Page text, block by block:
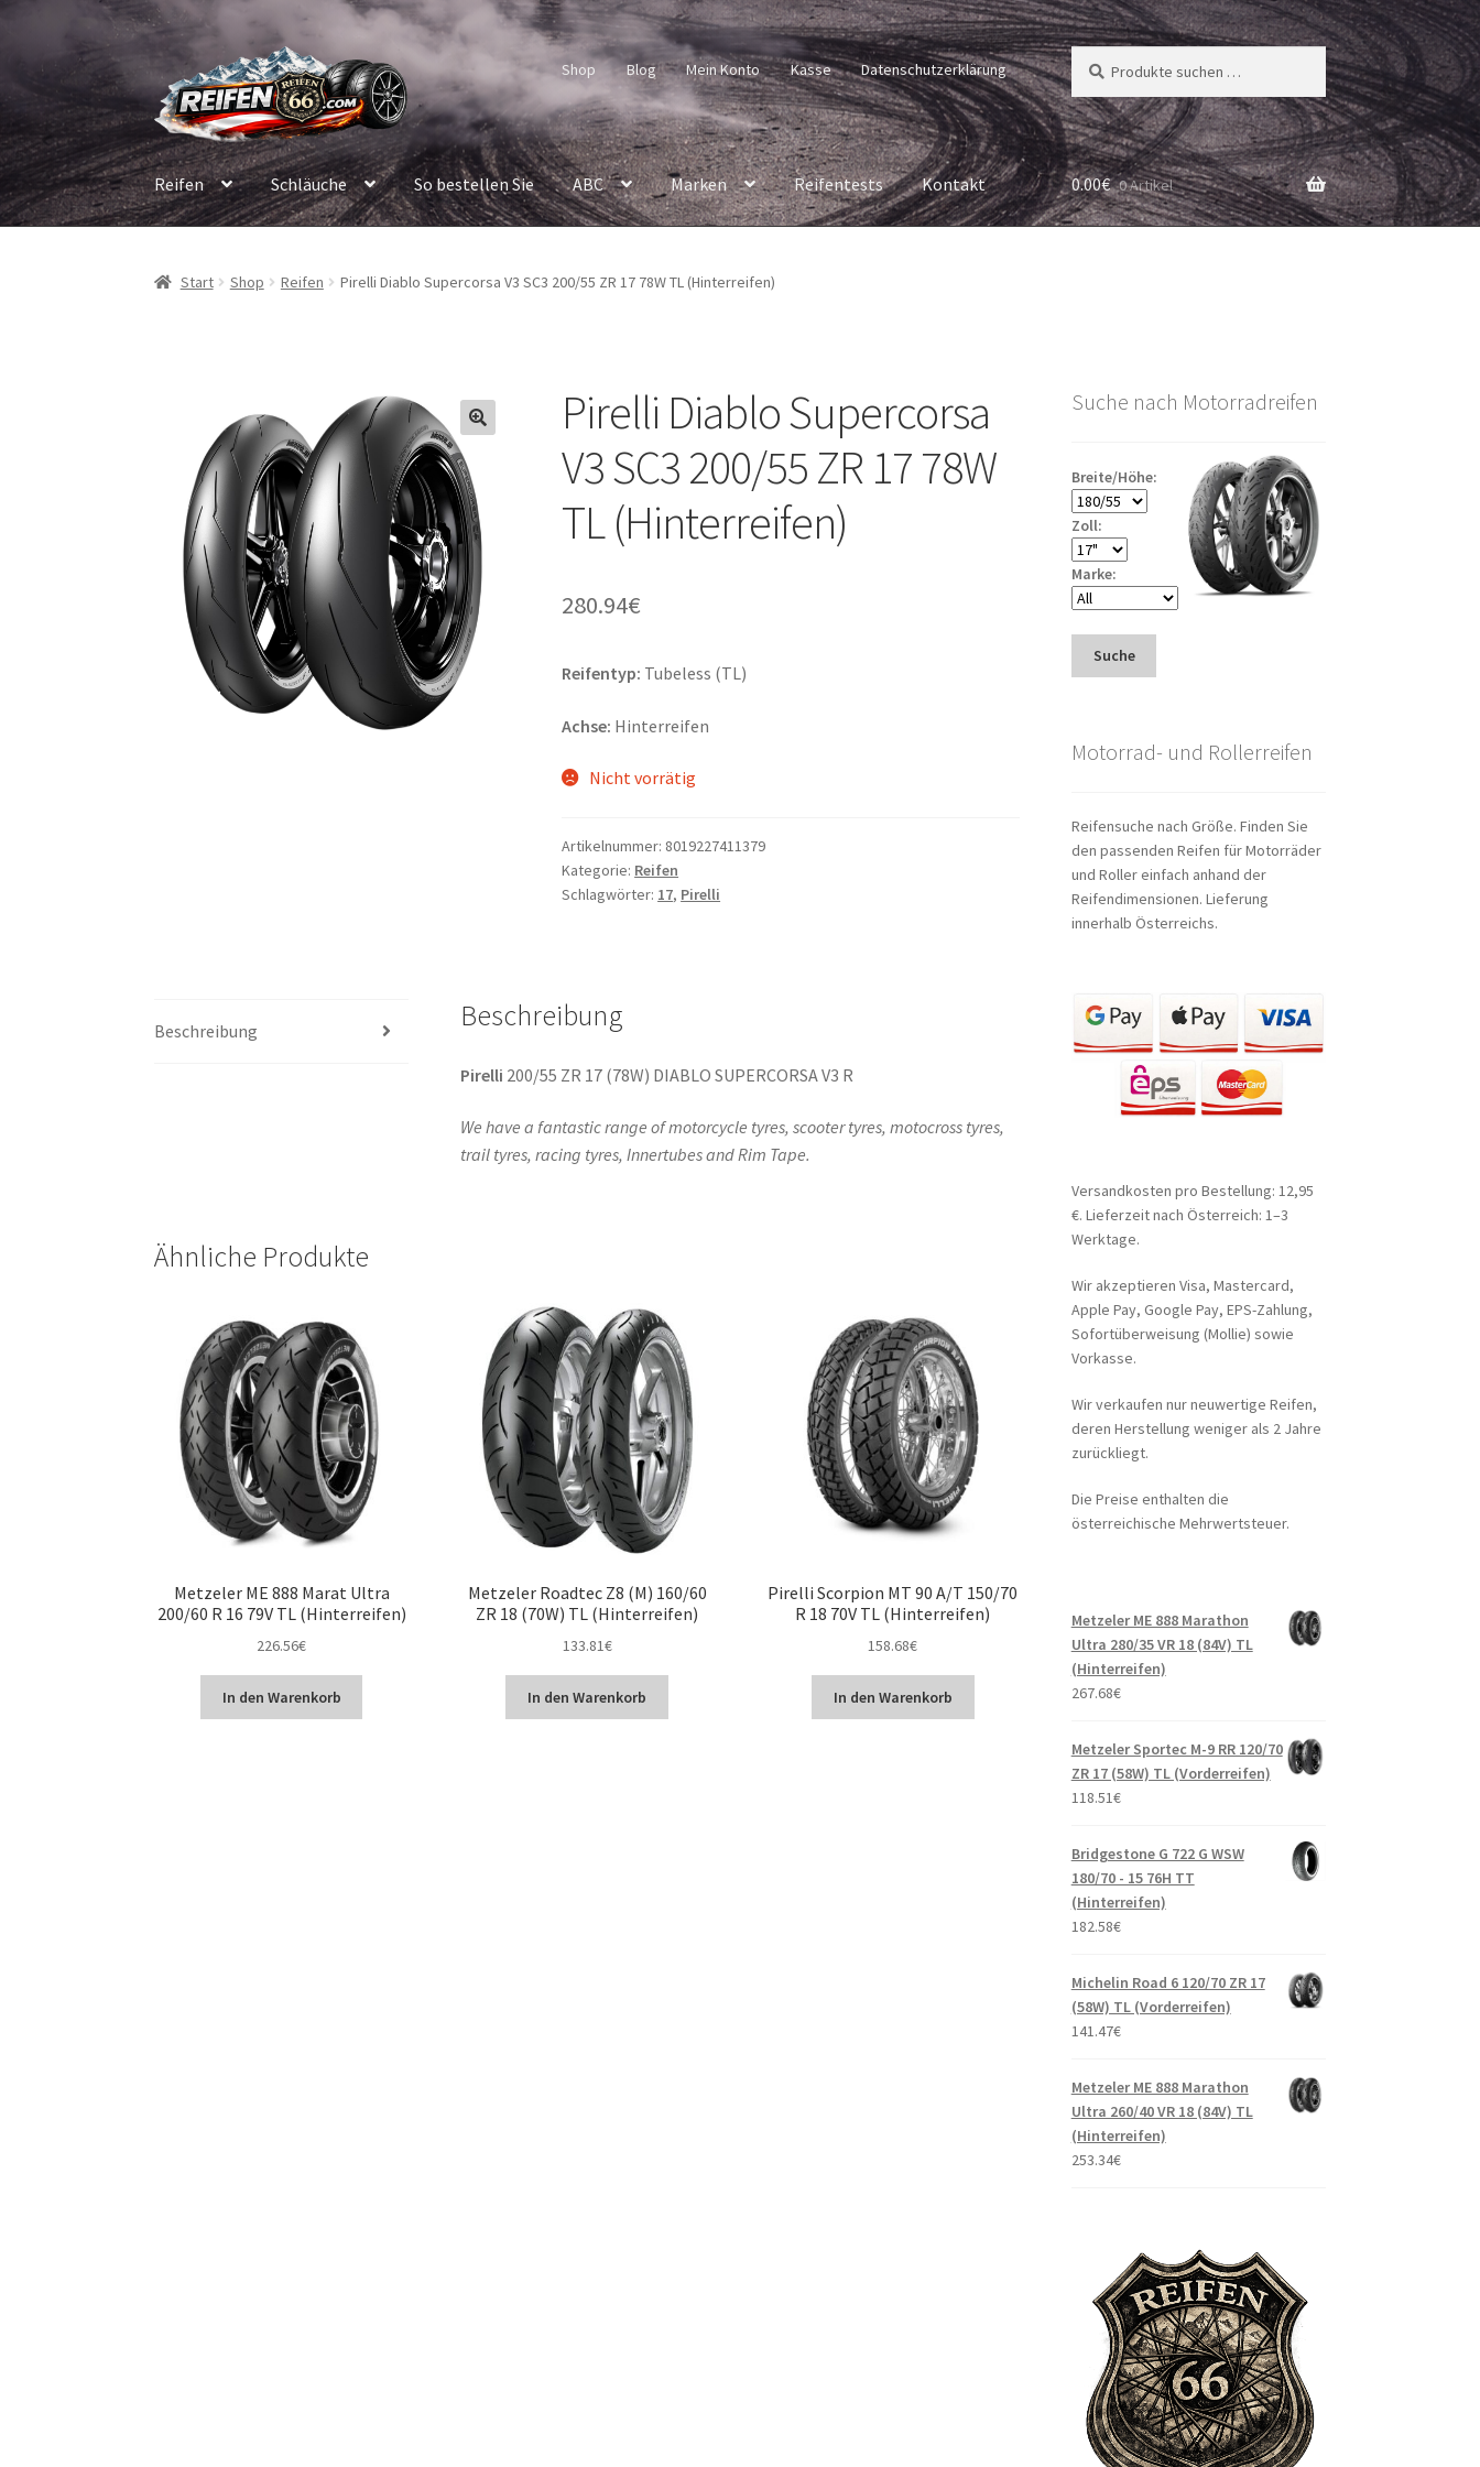
Navigation
springen
Inhalt
springen
Shop Blog Mein Konto Kasse Datenschutzerklärung
Suchen
nach:
Suchen
Reifen Schläuche So bestellen Sie ABC Marken Reifentests Kontakt 0.00€ 0 Artikel
Start Shop Reifen Pirelli Diablo Supercorsa V3 SC3 200/55 ZR 17 78W TL (Hinterreifen)
Pirelli Diablo Supercorsa
V3 SC3 200/55 ZR 17 78W
TL (Hinterreifen)
280.94€
Reifentyp: Tubeless (TL)
Achse: Hinterreifen
Nicht vorrätig
Artikelnummer: 8019227411379
Kategorie: Reifen
Schlagwörter: 17, Pirelli
Beschreibung Beschreibung
Pirelli 200/55 ZR 17 (78W) DIABLO SUPERCORSA V3 R
We have a fantastic range of motorcycle tyres, scooter tyres, motocross tyres,
trail tyres, racing tyres, Innertubes and Rim Tape.
Ähnliche Produkte
Metzeler ME 888 Marat Ultra
200/60 R 16 79V TL (Hinterreifen)
226.56€
In den Warenkorb
Metzeler Roadtec Z8 (M) 160/60
ZR 18 (70W) TL (Hinterreifen)
133.81€
In den Warenkorb
Pirelli Scorpion MT 90 A/T 150/70
R 18 70V TL (Hinterreifen)
158.68€
In den Warenkorb
Suche nach Motorradreifen
Breite/Höhe:
Zoll:
Marke:
Suche
Motorrad- und Rollerreifen
Reifensuche nach Größe. Finden Sie
den passenden Reifen für Motorräder
und Roller einfach anhand der
Reifendimensionen. Lieferung
innerhalb Österreichs.
Versandkosten pro Bestellung: 12,95
€. Lieferzeit nach Österreich: 1–3
Werktage.
Wir akzeptieren Visa, Mastercard,
Apple Pay, Google Pay, EPS-Zahlung,
Sofortüberweisung (Mollie) sowie
Vorkasse.
Wir verkaufen nur neuwertige Reifen,
deren Herstellung weniger als 2 Jahre
zurückliegt.
Die Preise enthalten die
österreichische Mehrwertsteuer.
Metzeler ME 888 Marathon
Ultra 280/35 VR 18 (84V) TL
(Hinterreifen)
267.68€
Metzeler Sportec M-9 RR 120/70
ZR 17 (58W) TL (Vorderreifen)
118.51€
Bridgestone G 722 G WSW
180/70 - 15 76H TT
(Hinterreifen)
182.58€
Michelin Road 6 120/70 ZR 17
(58W) TL (Vorderreifen)
141.47€
Metzeler ME 888 Marathon
Ultra 260/40 VR 18 (84V) TL
(Hinterreifen)
253.34€